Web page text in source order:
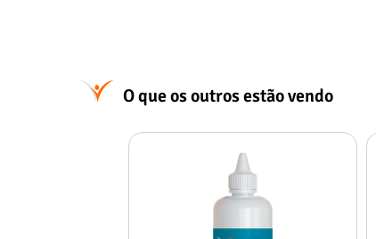
O que os outros estão vendo